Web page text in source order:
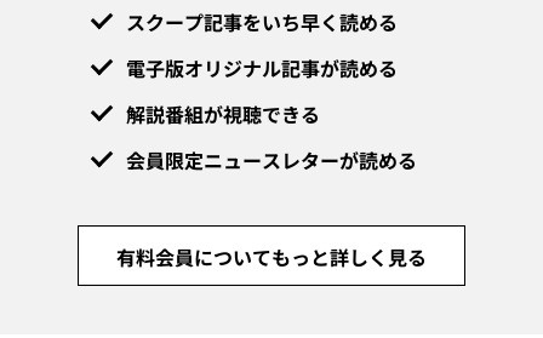
スクープ記事をいち早く読める
電子版オリジナル記事が読める
解説番組が視聴できる
会員限定ニュースレターが読める
有料会員についてもっと詳しく見る